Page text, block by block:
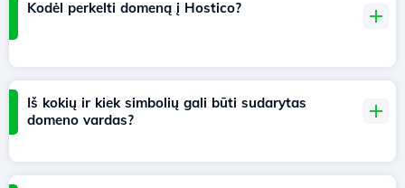
Kodėl perkelti domeną į Hostico?
Iš kokių ir kiek simbolių gali būti sudarytas
domeno vardas?